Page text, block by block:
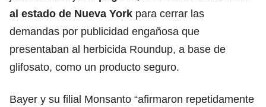
al estado de Nueva York para cerrar las
demandas por publicidad engañosa que
presentaban al herbicida Roundup, a base de
glifosato, como un producto seguro.
Bayer y su filial Monsanto “afirmaron repetidamente